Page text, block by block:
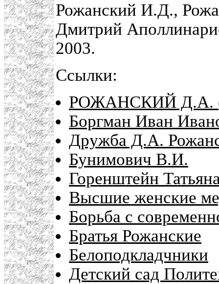
Рожанский И.Д.,
Дмитрий
2003.
Ссылки:
РОЖАНСКИЙ Д.А.
Боргман Иван
Дружба Д.А.
Бунимович В.И.
Горенштейн
Высшие женские
Борьба с
Братья Рожанские
Белоподкладчники
Детский сад